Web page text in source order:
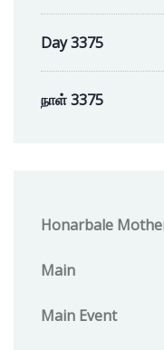
Day 3375
நாள் 3375
Honarbale
Main
Main Event